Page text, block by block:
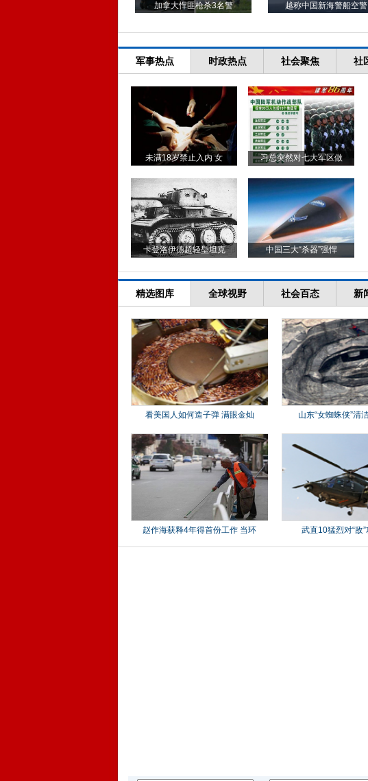
加拿大悍匪枪杀3名警 越称中国新海警船空警
军事热点 时政热点 社会聚焦 社
未满18岁禁止入内 女 习总突然对七大军区做
卡登洛伊德超轻型坦克 中国三大“杀器”强悍
精选图库 全球视野 社会百态 新
看美国人如何造子弹 满眼金灿 山东“女蜘蛛侠”清
赵作海获释4年得首份工作 当环 武直10猛烈对“敌